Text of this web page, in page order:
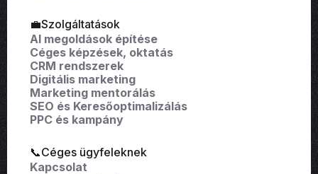
💼Szolgáltatások
AI megoldások építése
Céges képzések, oktatás
CRM rendszerek
Digitális marketing
Marketing mentorálás
SEO és Keresőoptimalizálás
PPC és kampány
📞Céges ügyfeleknek
Kapcsolat